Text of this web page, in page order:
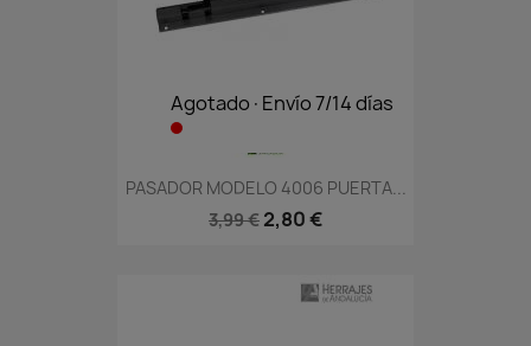
Agotado·Envío 7/14 días
PASADOR MODELO 4006 PUERTA...
3,99 € 2,80 €